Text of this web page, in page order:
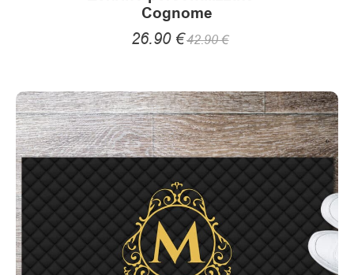
Cognome
26.90 €42.90€